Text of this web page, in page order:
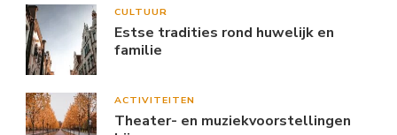
CULTUUR
Estse tradities rond huwelijk en
familie
ACTIVITEITEN
Theater- en muziekvoorstellingen